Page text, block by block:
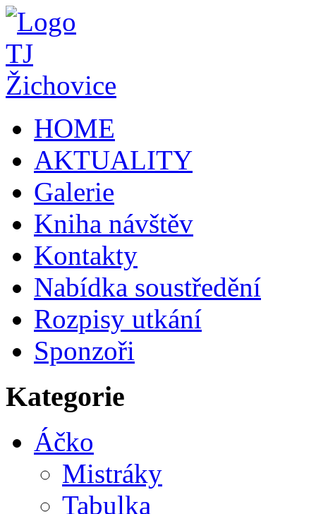
HOME
AKTUALITY
Galerie
Kniha návštěv
Kontakty
Nabídka soustředění
Rozpisy utkání
Sponzoři
Kategorie
Áčko
Mistráky
Tabulka